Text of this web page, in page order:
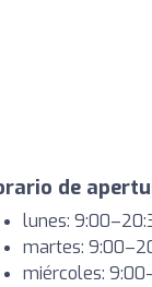
de
lunes:
martes:
miércoles: